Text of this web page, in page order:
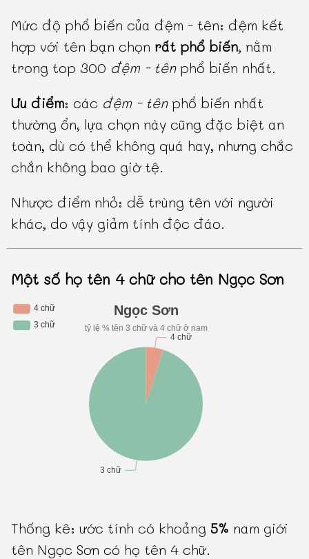
Mức độ phổ biến của đệm - tên: đệm kết
hợp với tên bạn chọn rất phổ biến, nằm
trong top 300 đệm - tênphổ biến nhất.
Ưu điểm: các đệm - tênphổ biến nhất
thường ổn, lựa chọn này cũng đặc biệt an
toàn, dù có thể không quá hay, nhưng chắc
chắn không bao giờ tệ.
Nhược điểm nhỏ: dễ trùng tên với người
khác, do vậy giảm tính độc đáo.
Một số họ tên 4 chữ cho tên Ngọc Sơn
Thống kê: ước tính có khoảng 5% nam giới
tên Ngọc Sơn có họ tên 4 chữ.